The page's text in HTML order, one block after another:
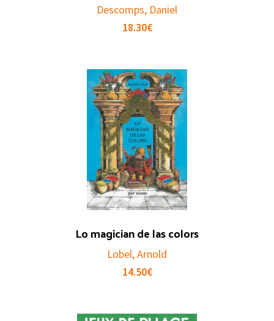
Descomps, Daniel
18.30€
Lo magician de las colors
Lobel, Arnold
14.50€